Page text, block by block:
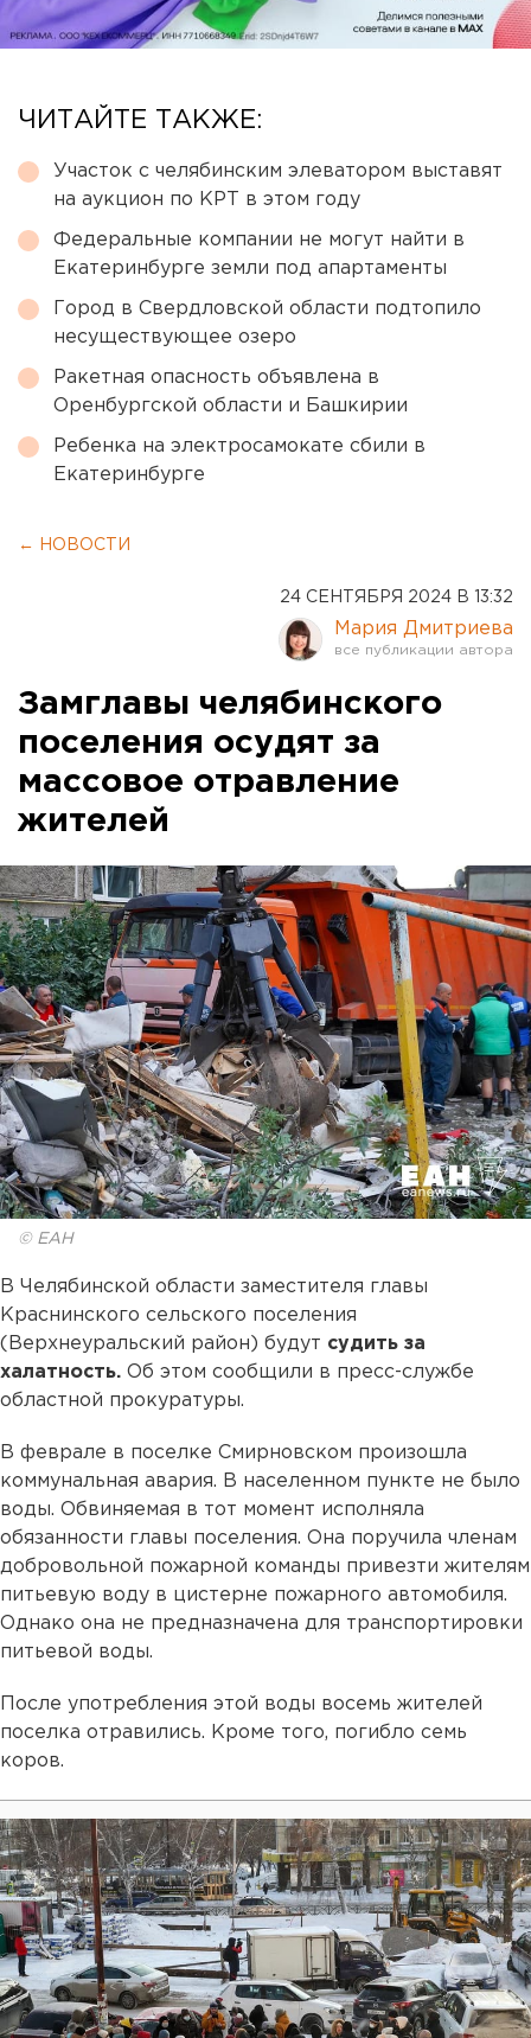
ЧИТАЙТЕ ТАКЖЕ:
Участок с челябинским элеватором выставят
на аукцион по КРТ в этом году
Федеральные компании не могут найти в
Екатеринбурге земли под апартаменты
Город в Свердловской области подтопило
несуществующее озеро
Ракетная опасность объявлена в
Оренбургской области и Башкирии
Ребенка на электросамокате сбили в
Екатеринбурге
← НОВОСТИ
24 СЕНТЯБРЯ 2024 В 13:32
Мария Дмитриева
Замглавы челябинского
поселения осудят за
массовое отравление
жителей
© ЕАН
В Челябинской области заместителя главы
Краснинского сельского поселения
(Верхнеуральский район) будут судить за
халатность. Об этом сообщили в пресс-службе
областной прокуратуры.
В феврале в поселке Смирновском произошла
коммунальная авария. В населенном пункте не было
воды. Обвиняемая в тот момент исполняла
обязанности главы поселения. Она поручила членам
добровольной пожарной команды привезти жителям
питьевую воду в цистерне пожарного автомобиля.
Однако она не предназначена для транспортировки
питьевой воды.
После употребления этой воды восемь жителей
поселка отравились. Кроме того, погибло семь
коров.